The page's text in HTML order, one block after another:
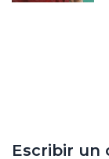
Escribir un